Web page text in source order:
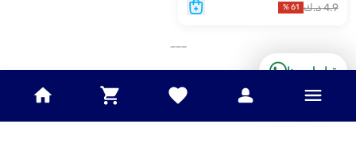
4.9د.ك 61
%
تواصل معنا